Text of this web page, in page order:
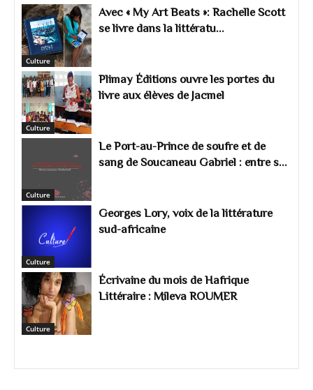
Culture
Avec « My Art Beats »: Rachelle Scott
se livre dans la littératu...
Culture
Plimay Éditions ouvre les portes du
livre aux élèves de Jacmel
Culture
Le Port-au-Prince de soufre et de
sang de Soucaneau Gabriel : entre s...
Culture
Georges Lory, voix de la littérature
sud-africaine
Culture
Écrivaine du mois de Hafrique
Littéraire : Mileva ROUMER